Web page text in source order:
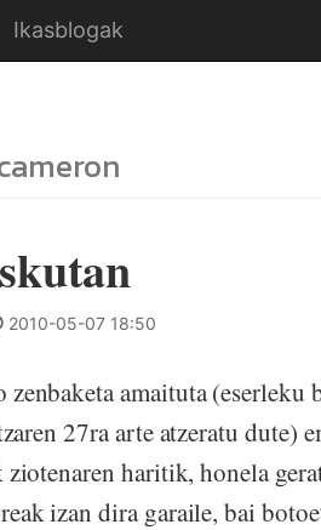
Ikasblogak
2010-05-07 18:50
amaituta (eserleku
27ra arte atzeratu dute)
ziotenaren haritik, honela
izan dira garaile, bai